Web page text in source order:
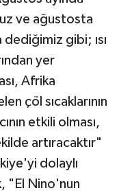
ve ağustosta
dediğimiz gibi; ısı
yer
Afrika
çöl sıcaklarının
etkili olması,
artıracaktır"
dolaylı
"El Nino'nun